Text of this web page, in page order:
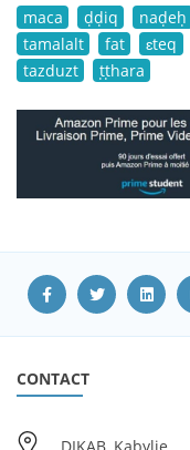
maca ḍḍiq naḍeḥ
tamalalt
fat ɛteq
tazduzt
ṭṭhara
CONTACT
DIKAB, Kabylie